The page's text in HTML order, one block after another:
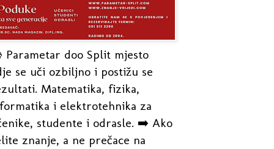
Parametar doo Split mjesto
se uči ozbiljno i postižu se
Matematika, fizika,
i elektrotehnika za
studente i odrasle. ➡️ Ako
znanje, a ne prečace na